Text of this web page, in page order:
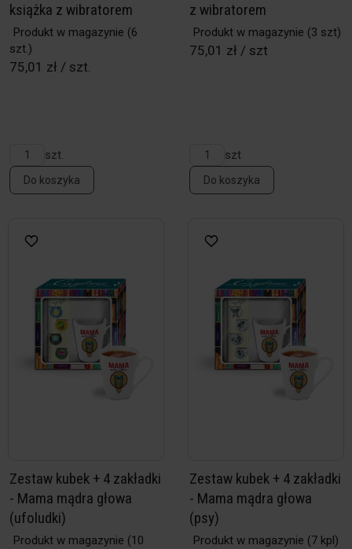
książka z wibratorem
Produkt w magazynie (6
szt.)
75,01 zł / szt.
szt.
Do koszyka
z wibratorem
Produkt w magazynie (3 szt)
75,01 zł / szt
szt
Do koszyka
Zestaw kubek + 4 zakładki
- Mama mądra głowa
(ufoludki)
Produkt w magazynie (10
Zestaw kubek + 4 zakładki
- Mama mądra głowa
(psy)
Produkt w magazynie (7 kpl)